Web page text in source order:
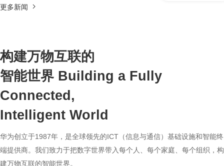
更多新闻
构建万物互联的
智能世界 Building a Fully
Connected,
Intelligent World
华为创立于1987年，是全球领先的ICT（信息与通信）基础设施和智能终
端提供商。我们致力于把数字世界带入每个人、每个家庭、每个组织，构
建万物互联的智能世界。